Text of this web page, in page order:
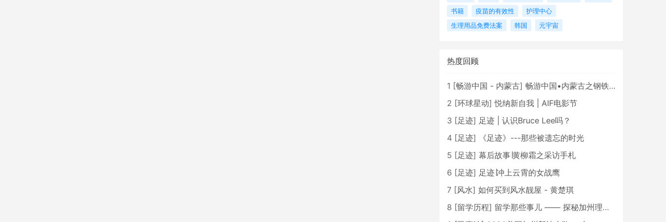
书籍
疫苗的有效性
护理中心
生理用品免费法案
韩国 元宇宙
热度回顾
1 [畅游中国 - 内蒙古] 畅游中国•内蒙古之钢铁骄子，魅力包头
2 [环球星动] 悦纳新自我 | AIF电影节
3 [足迹] 足迹 | 认识Bruce Lee吗？
4 [足迹]
《足迹》---那些被遗忘的时光
5 [足迹] 幕后故事∣黄柳霜之采访手札
6 [足迹] 足迹∣冲上云霄的女战鹰
7 [风水] 如何买到风水靓屋 - 黄楚琪
8 [留学历程] 留学那些事儿 —— 探秘加州理工学院Caltech博士生活 [上集]